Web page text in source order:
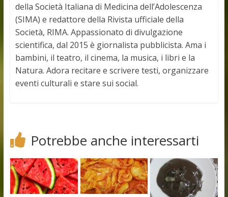
della Società Italiana di Medicina dell’Adolescenza
(SIMA) e redattore della Rivista ufficiale della
Società, RIMA. Appassionato di divulgazione
scientifica, dal 2015 è giornalista pubblicista. Ama i
bambini, il teatro, il cinema, la musica, i libri e la
Natura. Adora recitare e scrivere testi, organizzare
eventi culturali e stare sui social.
Potrebbe anche interessarti